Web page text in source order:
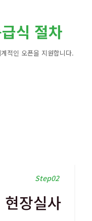
식 절차
적인 오픈을 지원합니다.
Step02
장실사